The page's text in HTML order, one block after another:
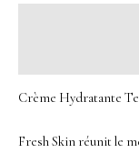
Crème Hydratante
Fresh Skin réunit le